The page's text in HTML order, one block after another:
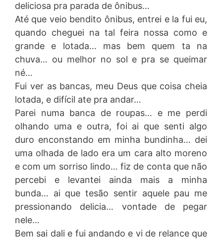
deliciosa pra parada de ônibus…
Até que veio bendito ônibus, entrei e la fui eu,
quando cheguei na tal feira nossa como e
grande e lotada… mas bem quem ta na
chuva… ou melhor no sol e pra se queimar
né…
Fui ver as bancas, meu Deus que coisa cheia
lotada, e difícil ate pra andar…
Parei numa banca de roupas… e me perdi
olhando uma e outra, foi ai que senti algo
duro enconstando em minha bundinha… dei
uma olhada de lado era um cara alto moreno
e com um sorriso lindo… fiz de conta que não
percebi e levantei ainda mais a minha
bunda… ai que tesão sentir aquele pau me
pressionando delicia… vontade de pegar
nele…
Bem sai dali e fui andando e vi de relance que